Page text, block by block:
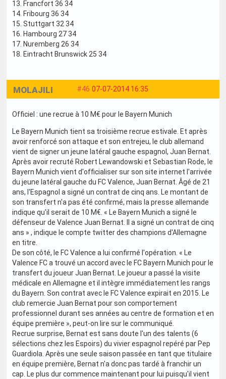
13. Francfort 36 34
14. Fribourg 36 34
15. Stuttgart 32 34
16. Hambourg 27 34
17. Nuremberg 26 34
18. Eintracht Brunswick 25 34
#46 07-07-2014 16:35
MOLAJILI
Officiel : une recrue à 10 M€ pour le Bayern Munich
Le Bayern Munich tient sa troisième recrue estivale. Et après
avoir renforcé son attaque et son entrejeu, le club allemand
vient de signer un jeune latéral gauche espagnol, Juan Bernat.
Après avoir recruté Robert Lewandowski et Sebastian Rode, le
Bayern Munich vient d'officialiser sur son site internet l'arrivée
du jeune latéral gauche du FC Valence, Juan Bernat. Âgé de 21
ans, l'Espagnol a signé un contrat de cinq ans. Le montant de
son transfert n'a pas été confirmé, mais la presse allemande
indique qu'il serait de 10 M€. « Le Bayern Munich a signé le
défenseur de Valence Juan Bernat. Il a signé un contrat de cinq
ans » , indique le compte twitter des champions d'Allemagne
en titre.
De son côté, le FC Valence a lui confirmé l'opération. « Le
Valence FC a trouvé un accord avec le FC Bayern Munich pour le
transfert du joueur Juan Bernat. Le joueur a passé la visite
médicale en Allemagne et il intègre immédiatement les rangs
du Bayern. Son contrat avec le FC Valence expirait en 2015. Le
club remercie Juan Bernat pour son comportement
professionnel durant ses années au centre de formation et en
équipe première », peut-on lire sur le communiqué.
Recrue surprise, Bernat est sans doute l'un des talents (6
sélections chez les Espoirs) du vivier espagnol repéré par Pep
Guardiola. Après une seule saison passée en tant que titulaire
en équipe première, Bernat n'a donc pas tardé à franchir un
cap. Le plus dur commence maintenant pour lui puisqu'il vient